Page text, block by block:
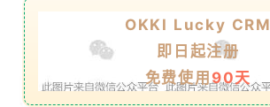
OKKI Lucky CRM
即日起注册
免费使用 90天